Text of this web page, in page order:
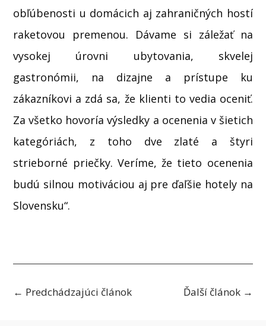
obľúbenosti u domácich aj zahraničných hostí
raketovou premenou. Dávame si záležať na
vysokej úrovni ubytovania, skvelej
gastronómii, na dizajne a prístupe ku
zákazníkovi a zdá sa, že klienti to vedia oceniť.
Za všetko hovoría výsledky a ocenenia v šietich
kategóriách, z toho dve zlaté a štyri
strieborné priečky. Veríme, že tieto ocenenia
budú silnou motiváciou aj pre ďaľšie hotely na
Slovensku“.
← Predchádzajúci článok Ďalší článok→